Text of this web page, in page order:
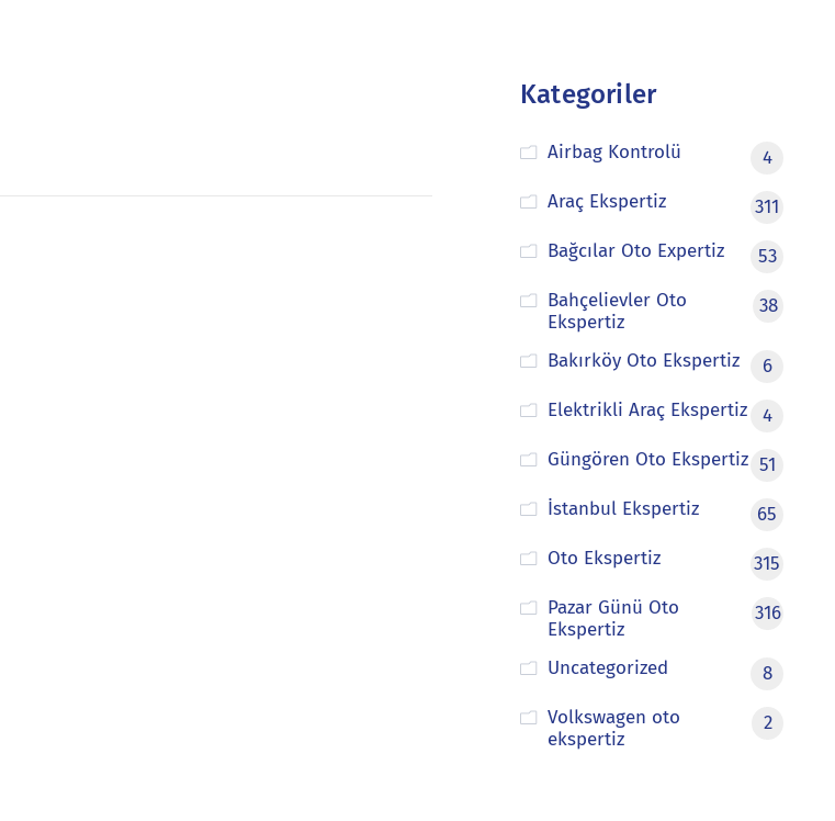
Kategoriler
Airbag Kontrolü
4
Araç Ekspertiz
311
Bağcılar Oto Expertiz
53
Bahçelievler Oto
Ekspertiz
38
Bakırköy Oto Ekspertiz
6
Elektrikli Araç Ekspertiz
4
Güngören Oto Ekspertiz 51
İstanbul Ekspertiz
65
Oto Ekspertiz
315
Pazar Günü Oto
Ekspertiz
316
Uncategorized
8
Volkswagen oto
ekspertiz
2